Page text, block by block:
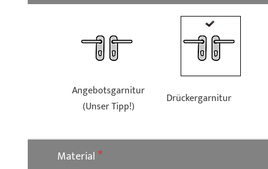
Angebotsgarnitur
(Unser Tipp!)
Drückergarnitur
Material